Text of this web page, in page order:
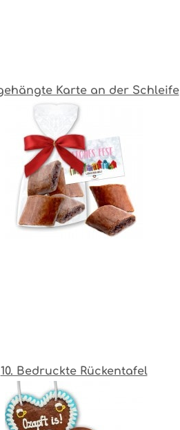
Karte an der Schleife
10. Bedruckte Rückentafel